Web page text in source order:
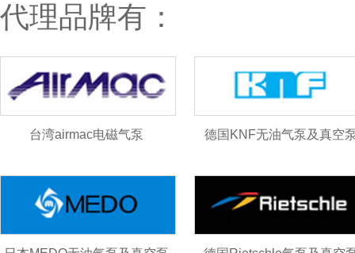
代理品牌有：
台湾airmac电磁气泵 德国KNF无油气泵及真空